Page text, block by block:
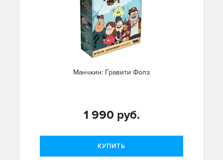
Манчкин: Гравити Фолз
1 990 руб.
КУПИТЬ